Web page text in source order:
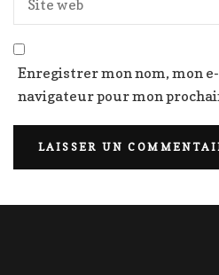
Enregistrer mon nom, mon
navigateur pour mon